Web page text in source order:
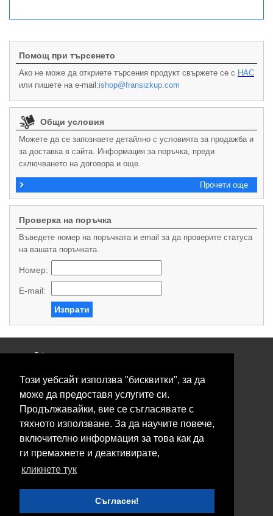
Този уебсайт използва "бисквитки", за да
може да предоставя услугите си.
Продължавайки, вие се съгласявате с
тяхното използване. За да научите повече,
включително информация за това как да
ги премахнете и деактивирате,
кликнете тук
Съгласен!
Помощ при търсенето
Ако не може да откриете търсения продукт свържете се с НАС
или пишете на e-mail:ishop@fransizkup.com
Общи условия
Можете да се запознаете детайлно с условията за продажба и
за доставка в сайта. Информация за поръчка, преди
сключването на договора и още.
Прочети още
Проверка на поръчка
Въведете номер на поръчката и email за да проверите статуса
на вашата поръчката.
Номер:
E-mail:
Изпрати
Общи условия
Свържете се с нас
Контакти
Нашите сервизи
Блог
© 2026 Fransizkup.bg всички права запазени
Изграждане и поддръжка от
Boby_fransizkup